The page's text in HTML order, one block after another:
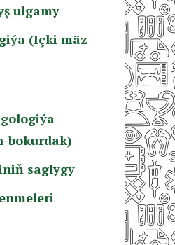
ulgamy
(Içki mäz
bokurdak)
saglygy